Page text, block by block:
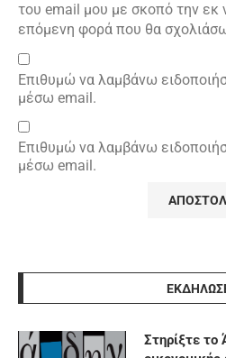
του email μου με σκοπό την εκ
επόμενη φορά που θα
Επιθυμώ να λαμβάνω
μέσω email.
Επιθυμώ να λαμβάνω
μέσω email.
Στηρίξτε το